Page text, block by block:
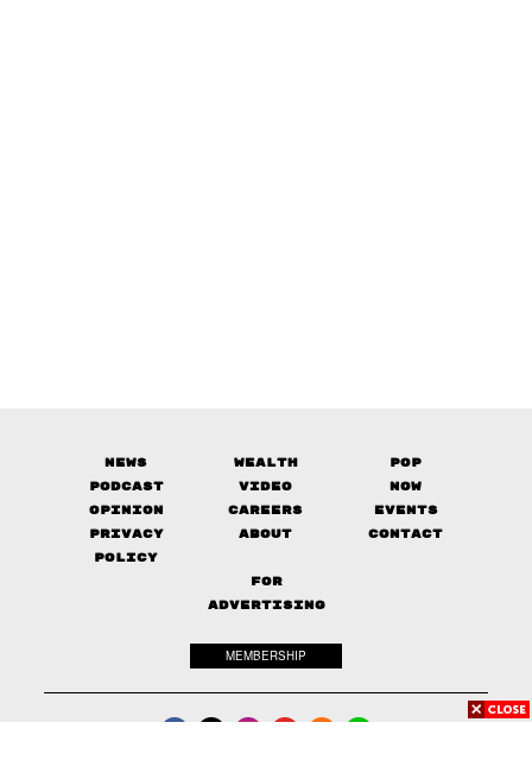
News Wealth
Pop
Podcast
Video
Now
Opinion
Careers
Events
Privacy
Policy
About Contact
FOR
ADVERTISING
MEMBERSHIP